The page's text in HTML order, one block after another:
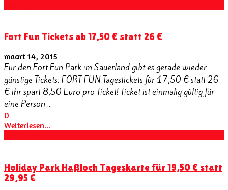
Fort Fun Tickets ab 17,50 € statt 26 €
maart 14, 2015
Für den Fort Fun Park im Sauerland gibt es gerade wieder
günstige Tickets: FORT FUN Tagestickets für 17,50 € statt 26
€ ihr spart 8,50 Euro pro Ticket! Ticket ist einmalig gültig für
eine Person ...
0
Weiterlesen...
Holiday Park Haßloch Tageskarte für 19,50 € statt
29,95 €